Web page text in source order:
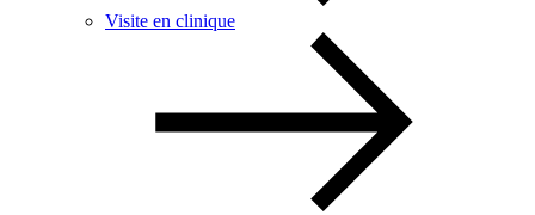
Visite en clinique